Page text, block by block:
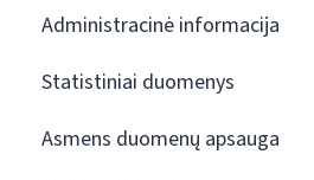
Administracinė informacija
Statistiniai duomenys
Asmens duomenų apsauga